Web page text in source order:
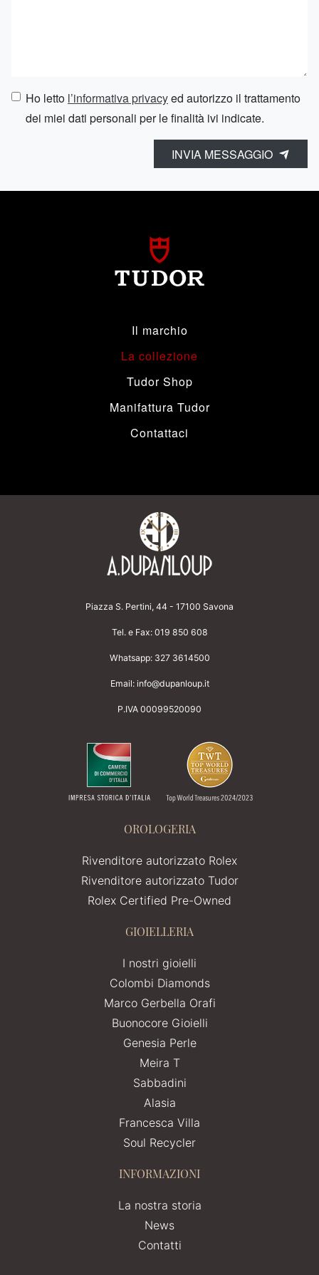
Ho letto l’informativa privacyed autorizzo il trattamento
dei miei dati personali per le finalità ivi indicate.
INVIA MESSAGGIO
Il marchio
La collezione
Tudor Shop
Manifattura Tudor
Contattaci
Piazza S. Pertini, 44 - 17100 Savona
Tel. e Fax: 019 850 608
Whatsapp: 327 3614500
Email: info@dupanloup.it
P.IVA 00099520090
OROLOGERIA
Rivenditore autorizzato Rolex
Rivenditore autorizzato Tudor
Rolex Certified Pre-Owned
GIOIELLERIA
I nostri gioielli
Colombi Diamonds
Marco Gerbella Orafi
Buonocore Gioielli
Genesia Perle
Meira T
Sabbadini
Alasia
Francesca Villa
Soul Recycler
INFORMAZIONI
La nostra storia
News
Contatti